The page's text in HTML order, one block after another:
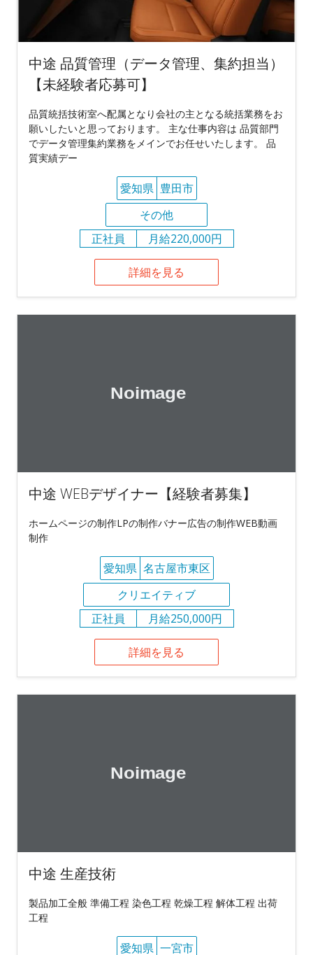
中途 品質管理（データ管理、集約担当）
【未経験者応募可】
品質統括技術室へ配属となり会社の主となる統括業務をお
願いしたいと思っております。 主な仕事内容は 品質部門
でデータ管理集約業務をメインでお任せいたします。 品
質実績デー
愛知県 豊田市
その他
正社員
月給220,000円
詳細を見る
中途 WEBデザイナー【経験者募集】
ホームページの制作LPの制作バナー広告の制作WEB動画
制作
愛知県 名古屋市東区
クリエイティブ
正社員
月給250,000円
詳細を見る
中途 生産技術
製品加工全般 準備工程 染色工程 乾燥工程 解体工程 出荷
工程
愛知県 一宮市